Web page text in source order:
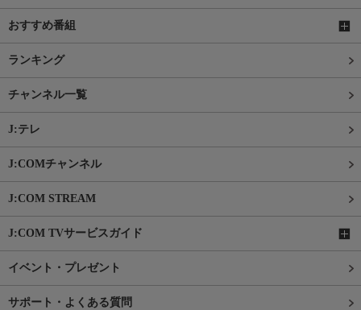
おすすめ番組
ランキング
チャンネル一覧
J:テレ
J:COMチャンネル
J:COM STREAM
J:COM TVサービスガイド
イベント・プレゼント
サポート・よくある質問